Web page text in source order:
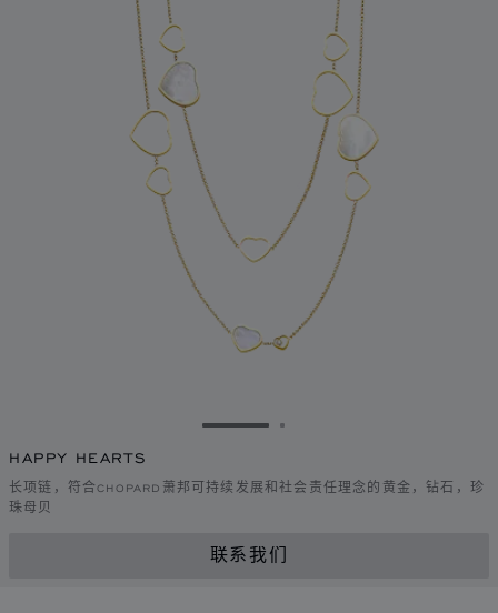
转到幻灯片 1转到幻灯片 2
HAPPY HEARTS
长项链，符合CHOPARD萧邦可持续发展和社会责任理念的黄金，钻石，珍
珠母贝
联系我们